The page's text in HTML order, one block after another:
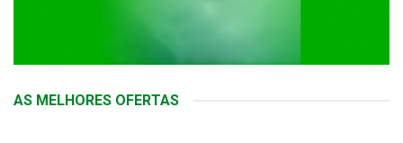
AS MELHORES OFERTAS